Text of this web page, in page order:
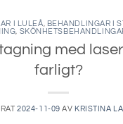
I LULEÅ BEHANDLINGAR I
med
farligt?
2024-11-09 AV KRISTINA